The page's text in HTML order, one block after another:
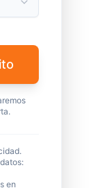
en